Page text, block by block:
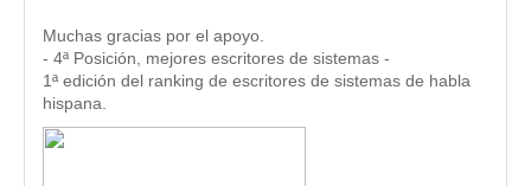
Muchas gracias por el apoyo.
- 4ª Posición, mejores escritores de sistemas -
1ª edición del ranking de escritores de sistemas de habla
hispana.